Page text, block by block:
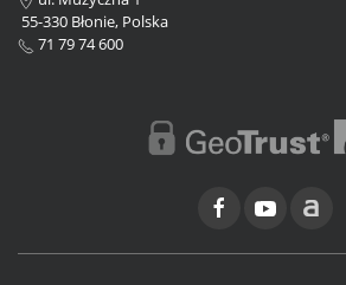
55-330 Błonie, Polska
71 79 74 600